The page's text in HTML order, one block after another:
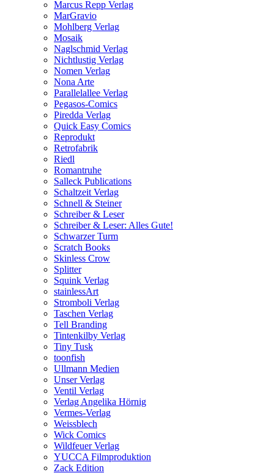
Marcus Repp Verlag
MarGravio
Mohlberg Verlag
Mosaik
Naglschmid Verlag
Nichtlustig Verlag
Nomen Verlag
Nona Arte
Parallelallee Verlag
Pegasos-Comics
Piredda Verlag
Quick Easy Comics
Reprodukt
Retrofabrik
Riedl
Romantruhe
Salleck Publications
Schaltzeit Verlag
Schnell & Steiner
Schreiber & Leser
Schreiber & Leser: Alles Gute!
Schwarzer Turm
Scratch Books
Skinless Crow
Splitter
Squink Verlag
stainlessArt
Stromboli Verlag
Taschen Verlag
Tell Branding
Tintenkilby Verlag
Tiny Tusk
toonfish
Ullmann Medien
Unser Verlag
Ventil Verlag
Verlag Angelika Hörnig
Vermes-Verlag
Weissblech
Wick Comics
Wildfeuer Verlag
YUCCA Filmproduktion
Zack Edition